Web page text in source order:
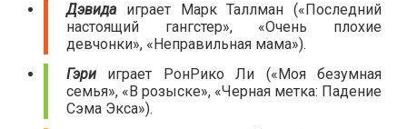
Дэвида играет Марк Таллман («Последний
настоящий гангстер», «Очень плохие
девчонки», «Неправильная мама»).
Гэри играет РонРико Ли («Моя безумная
семья», «В розыске», «Черная метка: Падение
Сэма Экса»).